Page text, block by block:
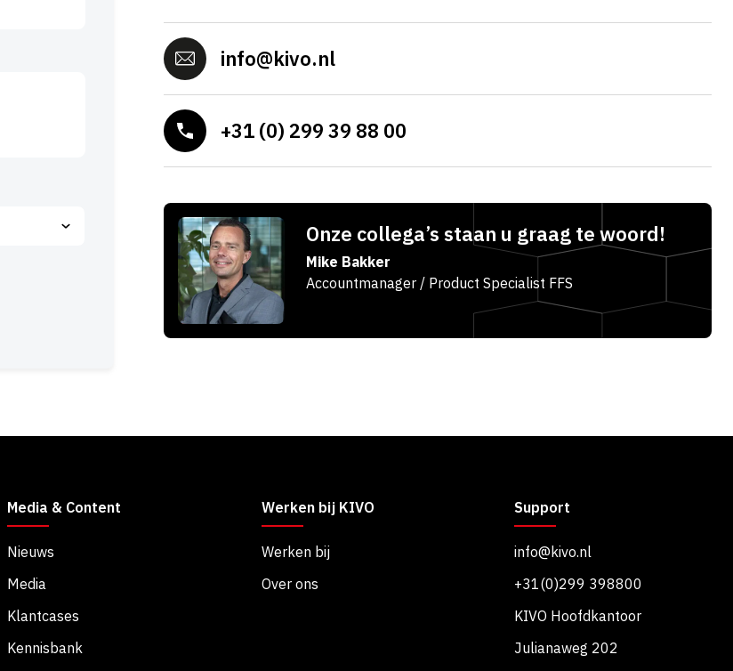
info@kivo.nl
+31 (0) 299 39 88 00
Onze collega’s staan u graag te woord!
Mike Bakker
Accountmanager / Product Specialist FFS
Media & Content
Nieuws
Media
Klantcases
Kennisbank
Werken bij KIVO
Werken bij
Over ons
Support
info@kivo.nl
+31(0)299 398800
KIVO Hoofdkantoor
Julianaweg 202